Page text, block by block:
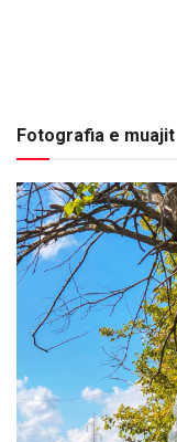
Fotografia e muajit